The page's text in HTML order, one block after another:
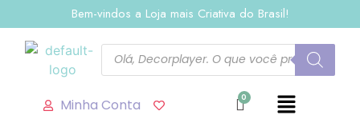
Bem-vindos a Loja mais Criativa do Brasil!
Minha Conta